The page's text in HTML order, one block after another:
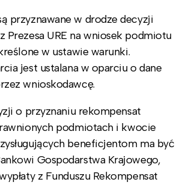
przyznawane w drodze decyzji
Prezesa URE na wniosek podmiotu
w ustawie warunki.
jest ustalana w oparciu o dane
wnioskodawcę.
o przyznaniu rekompensat
podmiotach i kwocie
beneficjentom ma być
Gospodarstwa Krajowego,
z Funduszu Rekompensat